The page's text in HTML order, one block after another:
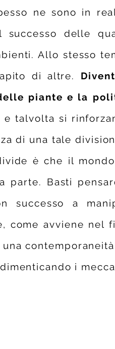
ne sono in
successo delle
Allo stesso
di altre.
piante e la
e talvolta si
di una tale
è che il
parte. Basti
successo a
come avviene nel
una
i